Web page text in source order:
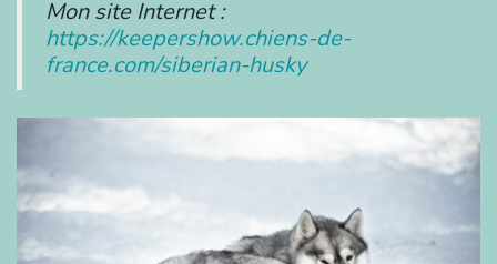
Mon site Internet :
https://keepershow.chiens-de-
france.com/siberian-husky